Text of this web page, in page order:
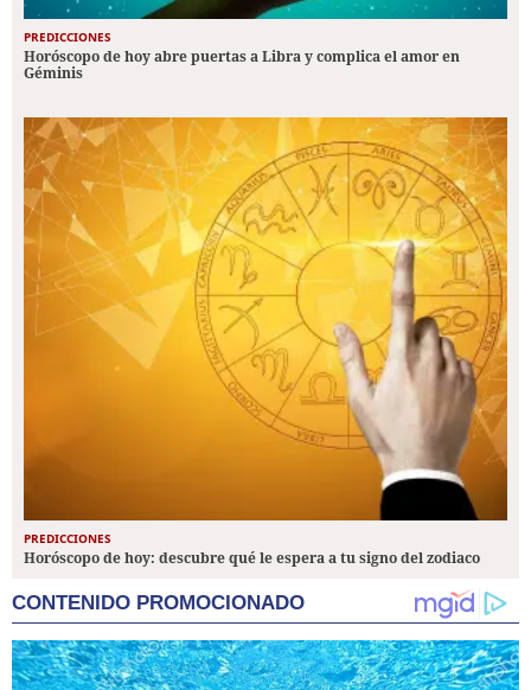
PREDICCIONES
Horóscopo de hoy abre puertas a Libra y complica el amor en
Géminis
PREDICCIONES
Horóscopo de hoy: descubre qué le espera a tu signo del zodiaco
CONTENIDO PROMOCIONADO